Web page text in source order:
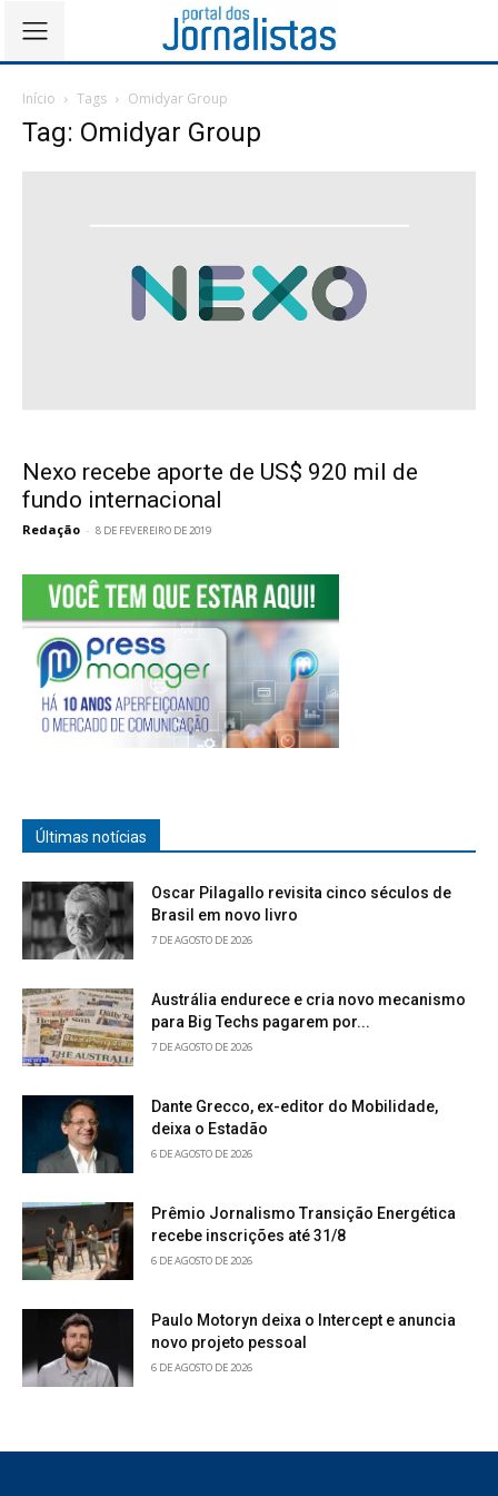
Início Tags Omidyar Group
Tag: Omidyar Group
Nexo recebe aporte de US$ 920 mil de
fundo internacional
Redação - 8 DE FEVEREIRO DE 2019
Últimas notícias
Oscar Pilagallo revisita cinco séculos de
Brasil em novo livro
7 DE AGOSTO DE 2026
Austrália endurece e cria novo mecanismo
para Big Techs pagarem por...
7 DE AGOSTO DE 2026
Dante Grecco, ex-editor do Mobilidade,
deixa o Estadão
6 DE AGOSTO DE 2026
Prêmio Jornalismo Transição Energética
recebe inscrições até 31/8
6 DE AGOSTO DE 2026
Paulo Motoryn deixa o Intercept e anuncia
novo projeto pessoal
6 DE AGOSTO DE 2026